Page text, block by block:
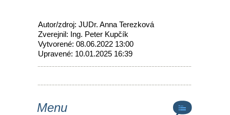
Autor/zdroj: JUDr. Anna Terezková
Zverejnil: Ing. Peter Kupčík
Vytvorené: 08.06.2022 13:00
Upravené: 10.01.2025 16:39
Menu